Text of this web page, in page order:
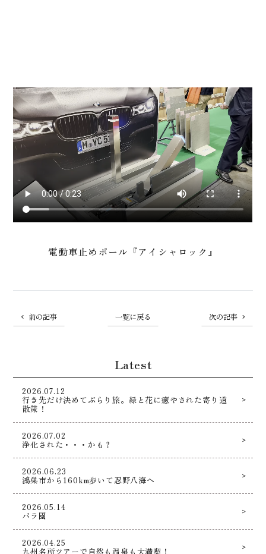
電動車止めポール『アイシャロック』
前の記事 一覧に戻る 次の記事
Latest
2026.07.12
行き先だけ決めてぶらり旅。緑と花に癒やされた寄り道
散策！
2026.07.02
浄化された・・・かも？
2026.06.23
鴻巣市から160km歩いて忍野八海へ
2026.05.14
バラ園
2026.04.25
九州名所ツアーで自然も温泉も大満喫！